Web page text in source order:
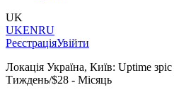
UK
UKENRU
РеєстраціяУвійти
Локація Україна, Київ: Uptime
Тиждень/$28 - Місяць